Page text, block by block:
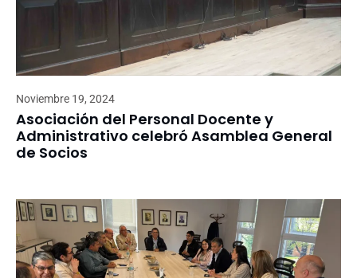
Noviembre 19, 2024
Asociación del Personal Docente y
Administrativo celebró Asamblea General
de Socios